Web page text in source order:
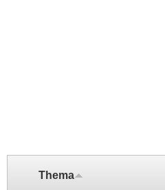
Thema